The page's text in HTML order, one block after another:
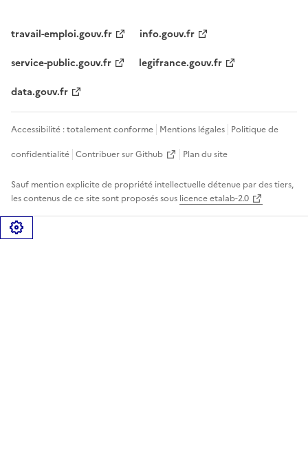
travail-emploi.gouv.fr
info.gouv.fr
service-public.gouv.fr
legifrance.gouv.fr
data.gouv.fr
Accessibilité : totalement conforme Mentions légales Politique de
confidentialité Contribuer sur Github Plan du site
Sauf mention explicite de propriété intellectuelle détenue par des tiers,
les contenus de ce site sont proposés sous licence etalab-2.0
Gérer les cookies